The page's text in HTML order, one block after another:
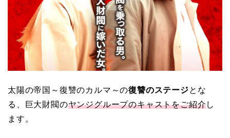
太陽の帝国～復讐のカルマ～の復讐のステージとな
る、巨大財閥のヤンジグループのキャストをご紹介し
ます。